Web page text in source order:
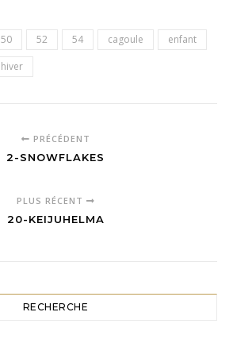
50 52 54 cagoule
enfant
hiver
PRÉCÉDENT
2-SNOWFLAKES
PLUS RÉCENT
20-KEIJUHELMA
RECHERCHE